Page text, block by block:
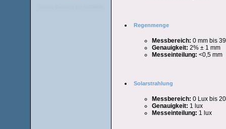
Regenmenge
Messbereich: 0 mm bis
Genauigkeit: 2% ± 1 mm
Messeinteilung: <0,5 mm
Solarstrahlung
Messbereich: 0 Lux bis
Genauigkeit: 1 lux
Messeinteilung: 1 lux